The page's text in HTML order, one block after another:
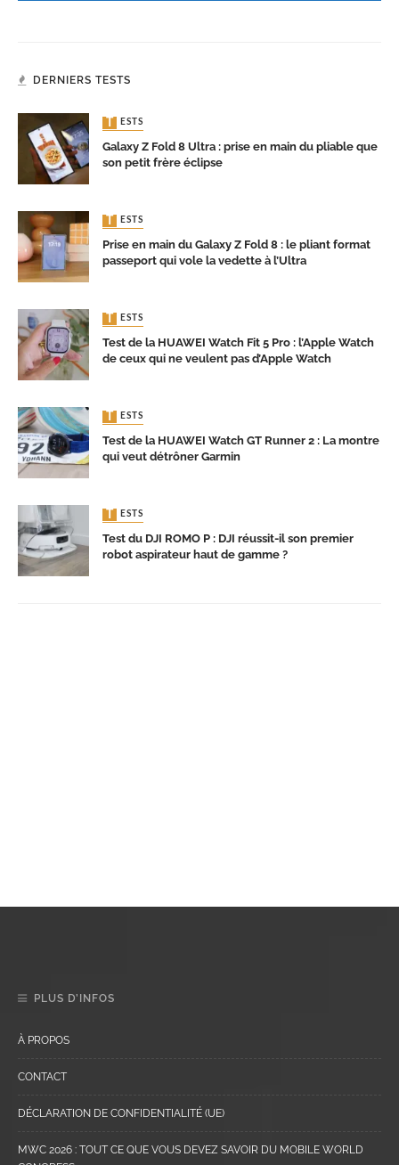
DERNIERS TESTS
TESTS
Galaxy Z Fold 8 Ultra : prise en main du pliable que
son petit frère éclipse
TESTS
Prise en main du Galaxy Z Fold 8 : le pliant format
passeport qui vole la vedette à l’Ultra
TESTS
Test de la HUAWEI Watch Fit 5 Pro : l’Apple Watch
de ceux qui ne veulent pas d’Apple Watch
TESTS
Test de la HUAWEI Watch GT Runner 2 : La montre
qui veut détrôner Garmin
TESTS
Test du DJI ROMO P : DJI réussit-il son premier
robot aspirateur haut de gamme ?
PLUS D’INFOS
À PROPOS
CONTACT
DÉCLARATION DE CONFIDENTIALITÉ (UE)
MWC 2026 : TOUT CE QUE VOUS DEVEZ SAVOIR DU MOBILE WORLD